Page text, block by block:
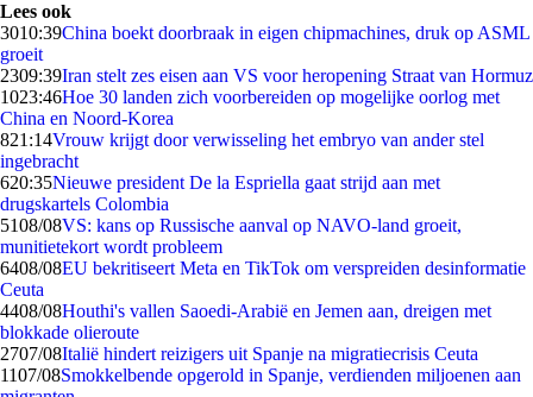
Lees ook
3010:39China boekt doorbraak in eigen chipmachines, druk op ASML
groeit
2309:39Iran stelt zes eisen aan VS voor heropening Straat van Hormuz
1023:46Hoe 30 landen zich voorbereiden op mogelijke oorlog met
China en Noord-Korea
821:14Vrouw krijgt door verwisseling het embryo van ander stel
ingebracht
620:35Nieuwe president De la Espriella gaat strijd aan met
drugskartels Colombia
5108/08VS: kans op Russische aanval op NAVO-land groeit,
munitietekort wordt probleem
6408/08EU bekritiseert Meta en TikTok om verspreiden desinformatie
Ceuta
4408/08Houthi's vallen Saoedi-Arabië en Jemen aan, dreigen met
blokkade olieroute
2707/08Italië hindert reizigers uit Spanje na migratiecrisis Ceuta
1107/08Smokkelbende opgerold in Spanje, verdienden miljoenen aan